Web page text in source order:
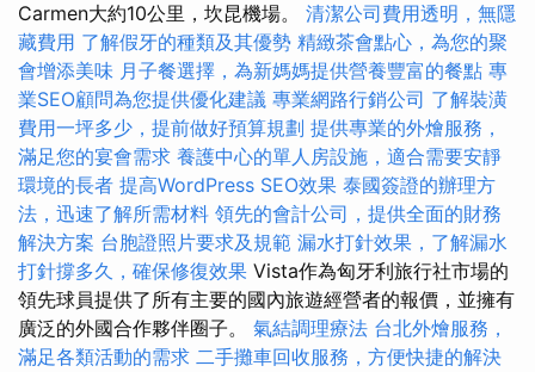
Carmen大約10公里，坎昆機場。 清潔公司費用透明，無隱
藏費用 了解假牙的種類及其優勢 精緻茶會點心，為您的聚
會增添美味 月子餐選擇，為新媽媽提供營養豐富的餐點 專
業SEO顧問為您提供優化建議 專業網路行銷公司 了解裝潢
費用一坪多少，提前做好預算規劃 提供專業的外燴服務，
滿足您的宴會需求 養護中心的單人房設施，適合需要安靜
環境的長者 提高WordPress SEO效果 泰國簽證的辦理方
法，迅速了解所需材料 領先的會計公司，提供全面的財務
解決方案 台胞證照片要求及規範 漏水打針效果，了解漏水
打針撐多久，確保修復效果 Vista作為匈牙利旅行社市場的
領先球員提供了所有主要的國內旅遊經營者的報價，並擁有
廣泛的外國合作夥伴圈子。 氣結調理療法 台北外燴服務，
滿足各類活動的需求 二手攤車回收服務，方便快捷的解決